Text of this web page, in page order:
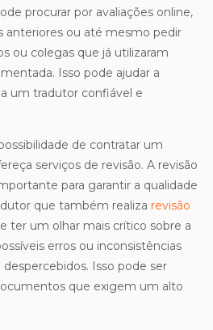
procurar por avaliações online,
anteriores ou até mesmo pedir
ou colegas que já utilizaram
Isso pode ajudar a
um tradutor confiável e
de contratar um
serviços de revisão. A revisão
para garantir a qualidade
que também realiza revisão
ter um olhar mais crítico sobre a
erros ou inconsistências
Isso pode ser
que exigem um alto